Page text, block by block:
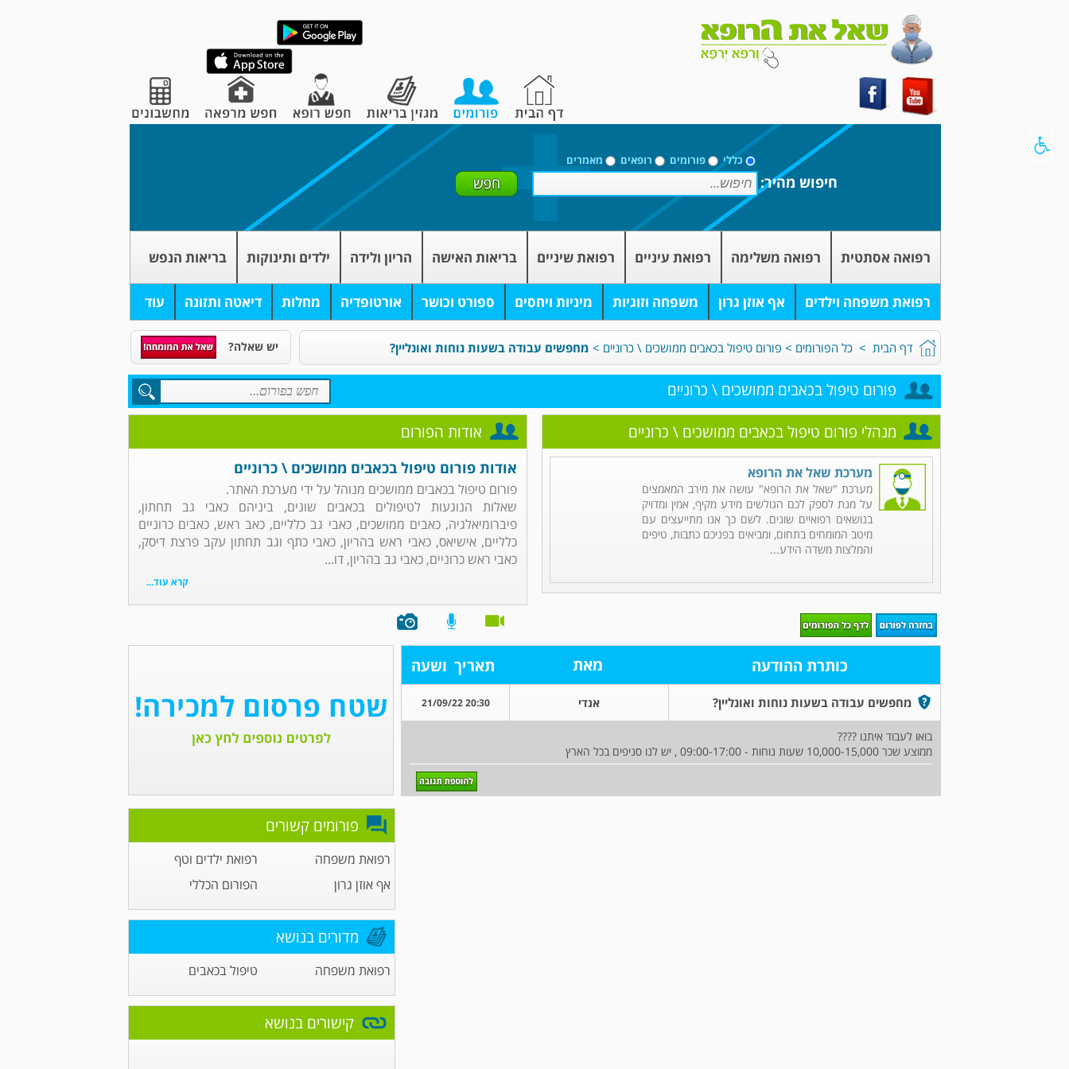
כללי פורומים רופאים מאמרים
חיפוש מהיר:
רפואה אסתטית רפואה משלימה רפואת עיניים רפואת שיניים בריאות האישה הריון ולידה ילדים ותינוקות בריאות הנפש
רפואת משפחה וילדים אף אוזן גרון משפחה וזוגיות מיניות ויחסים ספורט וכושר אורטופדיה מחלות דיאטה ותזונה עוד
דף הבית > כל הפורומים > פורום טיפול בכאבים ממושכים \ כרוניים > מחפשים עבודה בשעות נוחות ואונליין? יש שאלה?
פורום טיפול בכאבים ממושכים \ כרוניים
אודות הפורום
אודות פורום טיפול בכאבים ממושכים \ כרוניים
פורום טיפול בכאבים ממושכים מנוהל על ידי מערכת האתר.
שאלות הנוגעות לטיפולים בכאבים שונים, ביניהם כאבי גב תחתון,
פיברומיאלגיה, כאבים ממושכים, כאבי גב כלליים, כאב ראש, כאבים כרוניים
כלליים, אישיאס, כאבי ראש בהריון, כאבי כתף וגב תחתון עקב פרצת דיסק,
כאבי ראש כרוניים, כאבי גב בהריון, דו...
קרא עוד...
מנהלי פורום טיפול בכאבים ממושכים \ כרוניים
מערכת שאל את הרופא
מערכת "שאל את הרופא" עושה את מירב המאמצים
על מנת לספק לכם הגולשים מידע מקיף, אמין ומדויק
בנושאים רפואיים שונים. לשם כך אנו מתייעצים עם
מיטב המומחים בתחום, ומביאים בפניכם כתבות, טיפים
והמלצות משדה הידע...
כותרת ההודעה מאת תאריך ושעה
מחפשים עבודה בשעות נוחות ואונליין? אנדי 20:30 21/09/22
בואו לעבוד איתנו ????
ממוצע שכר 10,000-15,000 שעות נוחות - 09:00-17:00 , יש לנו סניפים בכל הארץ
פורומים קשורים
רפואת משפחה
רפואת ילדים וטף
אף אוזן גרון
הפורום הכללי
מדורים בנושא
רפואת משפחה טיפול בכאבים
קישורים בנושא